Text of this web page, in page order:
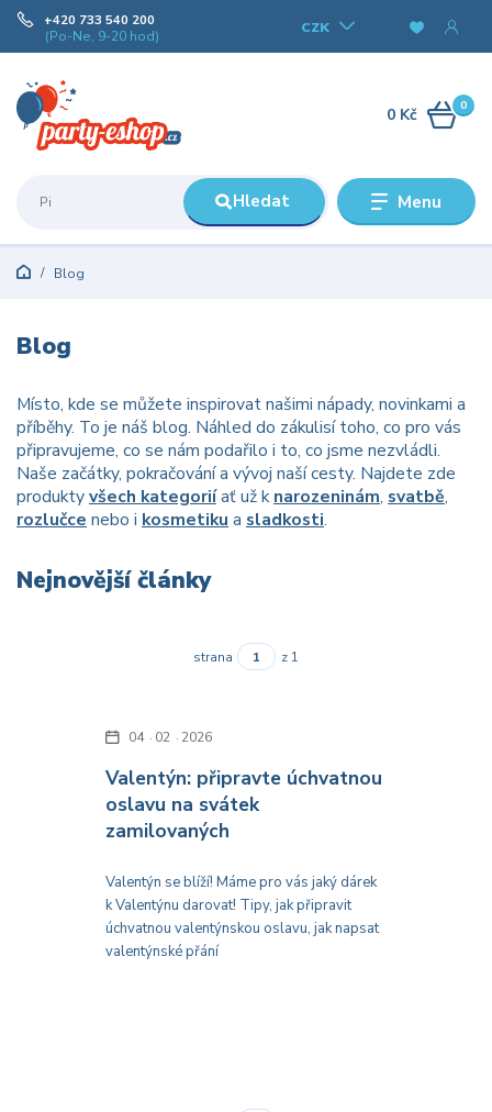
Menu
CZK
Hledat
+420 733 540 200
(Po-Ne, 9-20 hod)
0
0 Kč
Blog
Blog
Místo, kde se můžete inspirovat našimi nápady, novinkami a
příběhy. To je náš blog. Náhled do zákulisí toho, co pro vás
připravujeme, co se nám podařilo i to, co jsme nezvládli.
Naše začátky, pokračování a vývoj naší cesty. Najdete zde
produktyvšech kategoriíať už knarozeninám, svatbě,
rozlučce nebo i kosmetiku a sladkosti.
Nejnovější články
strana z 1
Valentýn: připravte úchvatnou
oslavu na svátek
zamilovaných
04 02 2026
Valentýn se blíží! Máme pro vás jaký dárek
k Valentýnu darovat! Tipy, jak připravit
úchvatnou valentýnskou oslavu, jak napsat
valentýnské přání